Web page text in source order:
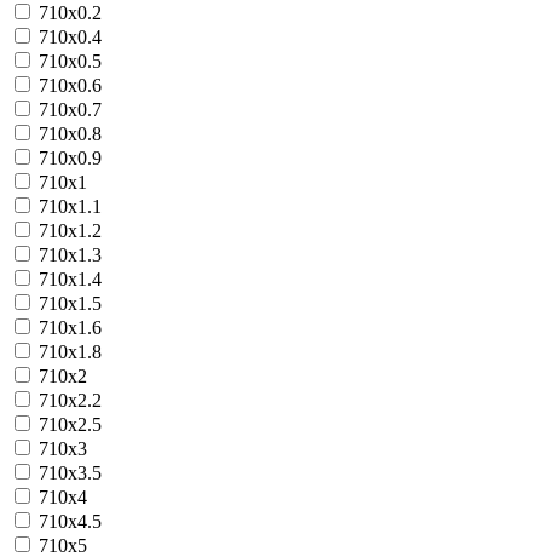
710х0.2
710х0.4
710х0.5
710х0.6
710х0.7
710х0.8
710х0.9
710х1
710х1.1
710х1.2
710х1.3
710х1.4
710х1.5
710х1.6
710х1.8
710х2
710х2.2
710х2.5
710х3
710х3.5
710х4
710х4.5
710х5